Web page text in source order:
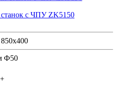
с ЧПУ ZK5150
850х400
Ф50
+